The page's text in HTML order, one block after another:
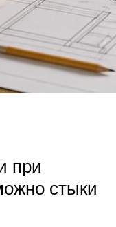
при
стыки